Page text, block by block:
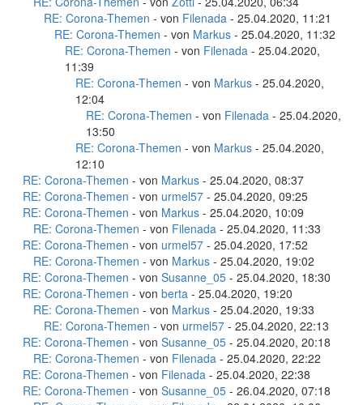
RE: Corona-Themen - von Filenada - 25.04.2020, 11:21
RE: Corona-Themen - von Markus - 25.04.2020, 11:32
RE: Corona-Themen - von Filenada - 25.04.2020,
11:39
RE: Corona-Themen - von Markus - 25.04.2020,
12:04
RE: Corona-Themen - von Filenada - 25.04.2020,
13:50
RE: Corona-Themen - von Markus - 25.04.2020,
12:10
RE: Corona-Themen - von Markus - 25.04.2020, 08:37
RE: Corona-Themen - von urmel57 - 25.04.2020, 09:25
RE: Corona-Themen - von Markus - 25.04.2020, 10:09
RE: Corona-Themen - von Filenada - 25.04.2020, 11:33
RE: Corona-Themen - von urmel57 - 25.04.2020, 17:52
RE: Corona-Themen - von Markus - 25.04.2020, 19:02
RE: Corona-Themen - von Susanne_05 - 25.04.2020, 18:30
RE: Corona-Themen - von berta - 25.04.2020, 19:20
RE: Corona-Themen - von Markus - 25.04.2020, 19:33
RE: Corona-Themen - von urmel57 - 25.04.2020, 22:13
RE: Corona-Themen - von Susanne_05 - 25.04.2020, 20:18
RE: Corona-Themen - von Filenada - 25.04.2020, 22:22
RE: Corona-Themen - von Filenada - 25.04.2020, 22:38
RE: Corona-Themen - von Susanne_05 - 26.04.2020, 07:18